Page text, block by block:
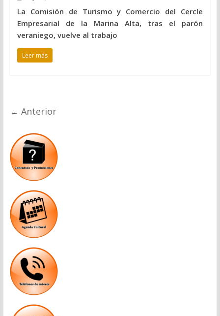
La Comisión de Turismo y Comercio del Cercle
Empresarial de la Marina Alta, tras el parón
veraniego, vuelve al trabajo
Leer más
← Anterior